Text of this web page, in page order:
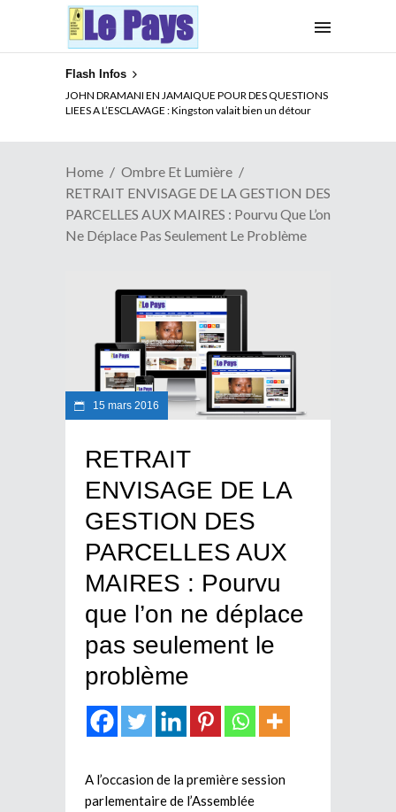
Flash Infos
ELECTION DE TALON A LA TETE DU SENAT BENINOIS :
Quand Patrice quitte le pouvoir sans partir !
Home
Ombre Et Lumière
RETRAIT ENVISAGE DE LA GESTION DES
PARCELLES AUX MAIRES : Pourvu Que L’on
Ne Déplace Pas Seulement Le Problème
15 mars 2016
RETRAIT
ENVISAGE DE LA
GESTION DES
PARCELLES AUX
MAIRES : Pourvu
que l’on ne déplace
pas seulement le
problème
A l’occasion de la première session
parlementaire de l’Assemblée